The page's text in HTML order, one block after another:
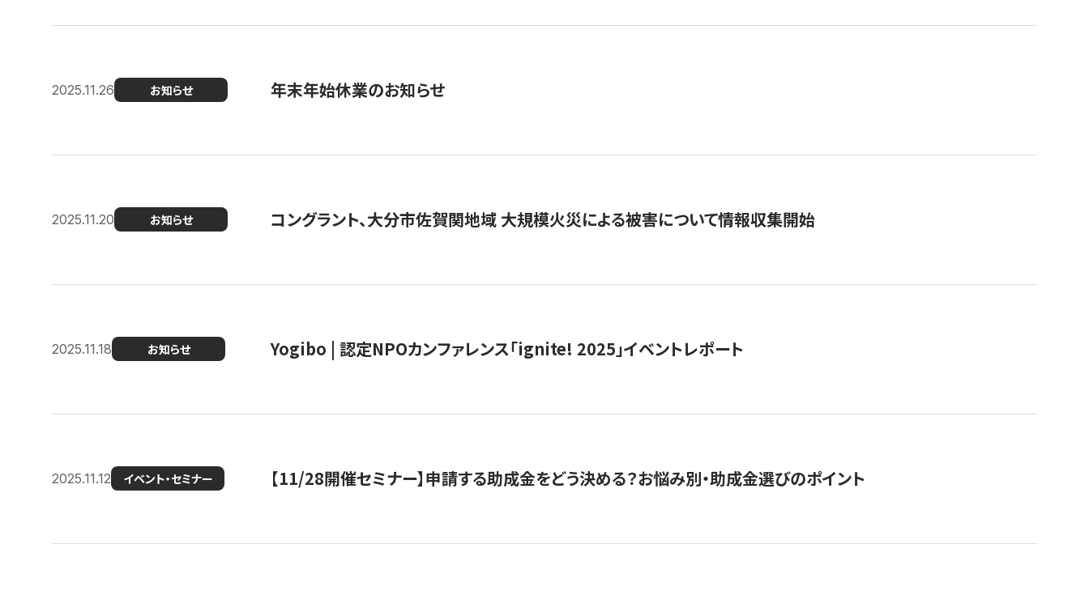
2025.11.26 お知らせ 年末年始休業のお知らせ
2025.11.20 お知らせ コングラント、大分市佐賀関地域 大規模火災による被害について情報収集開始
2025.11.18 お知らせ Yogibo | 認定NPOカンファレンス「ignite! 2025」イベントレポート
2025.11.12 イベント・セミナー 【11/28開催セミナー】申請する助成金をどう決める？お悩み別・助成金選びのポイント